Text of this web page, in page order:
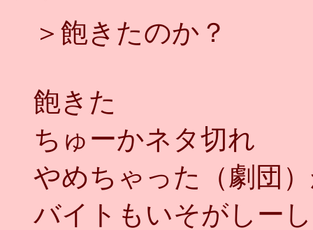
＞飽きたのか？
飽きた
ちゅーかネタ切れ
やめちゃった（劇団
バイトもいそがしーし